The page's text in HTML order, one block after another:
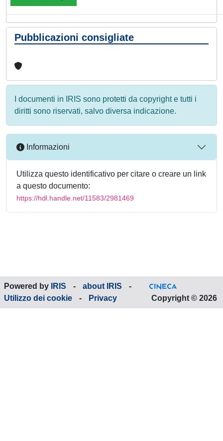
Pubblicazioni consigliate
I documenti in IRIS sono protetti da copyright e tutti i
diritti sono riservati, salvo diversa indicazione.
Informazioni
Utilizza questo identificativo per citare o creare un link
a questo documento:
https://hdl.handle.net/11583/2981469
Powered by IRIS - about IRIS
-
Utilizzo dei cookie
- Privacy Copyright © 2026